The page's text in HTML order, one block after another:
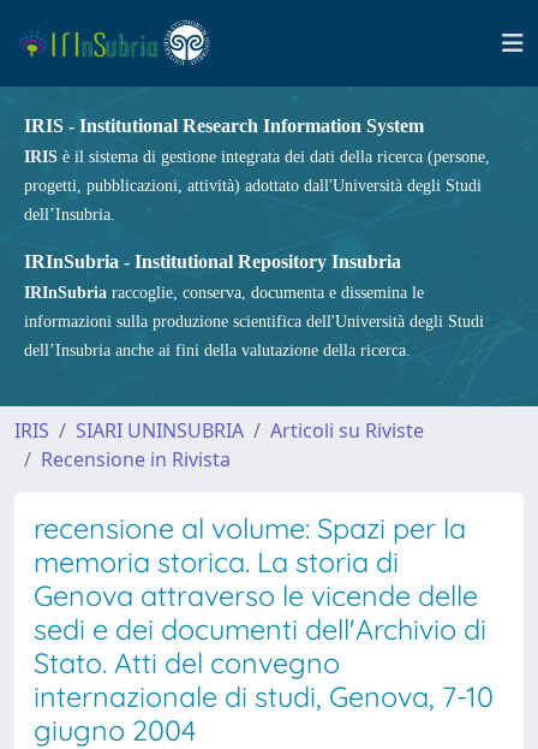
IRIS - Institutional Research Information System
IRIS è il sistema di gestione integrata dei dati della ricerca (persone,
progetti, pubblicazioni, attività) adottato dall'Università degli Studi
dell’Insubria.
IRInSubria - Institutional Repository Insubria
IRInSubria raccoglie, conserva, documenta e dissemina le
informazioni sulla produzione scientifica dell'Università degli Studi
dell’Insubria anche ai fini della valutazione della ricerca.
IRIS SIARI UNINSUBRIA
Articoli su Riviste
Recensione in Rivista
recensione al volume: Spazi per la
memoria storica. La storia di
Genova attraverso le vicende delle
sedi e dei documenti dell'Archivio di
Stato. Atti del convegno
internazionale di studi, Genova, 7-10
giugno 2004